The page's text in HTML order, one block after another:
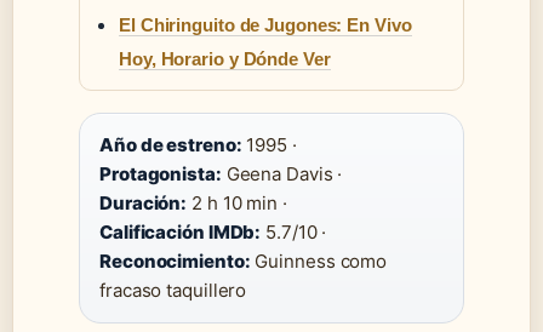
El Chiringuito de Jugones: En Vivo
Hoy, Horario y Dónde Ver
Año de estreno: 1995 ·
Protagonista: Geena Davis ·
Duración: 2 h 10 min ·
Calificación IMDb: 5.7/10 ·
Reconocimiento: Guinness como
fracaso taquillero